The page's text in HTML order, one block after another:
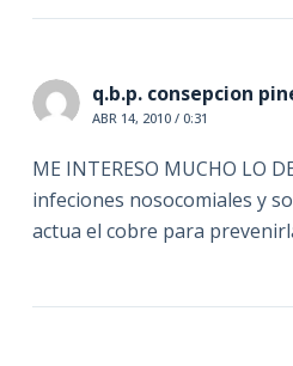
q.b.p. consepcion
ABR 14, 2010 / 0:31
ME INTERESO MUCHO LO
infeciones nosocomiales y
actua el cobre para